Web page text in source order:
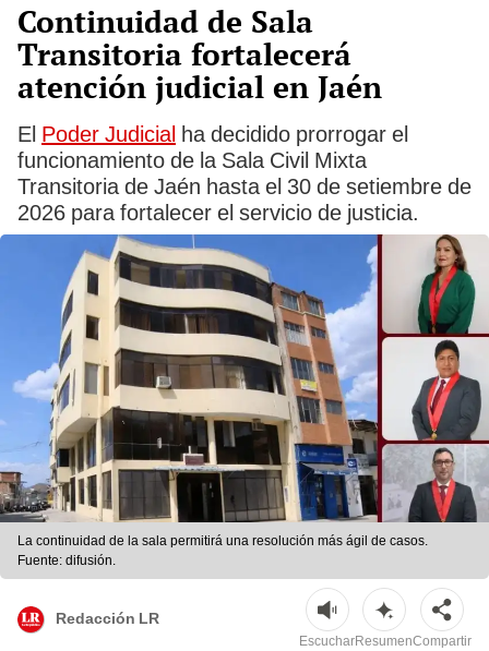
Continuidad de Sala
Transitoria fortalecerá
atención judicial en Jaén
El Poder Judicial ha decidido prorrogar el
funcionamiento de la Sala Civil Mixta
Transitoria de Jaén hasta el 30 de setiembre de
2026 para fortalecer el servicio de justicia.
La continuidad de la sala permitirá una resolución más ágil de casos.
Fuente: difusión.
Redacción LR
EscucharResumenCompartir